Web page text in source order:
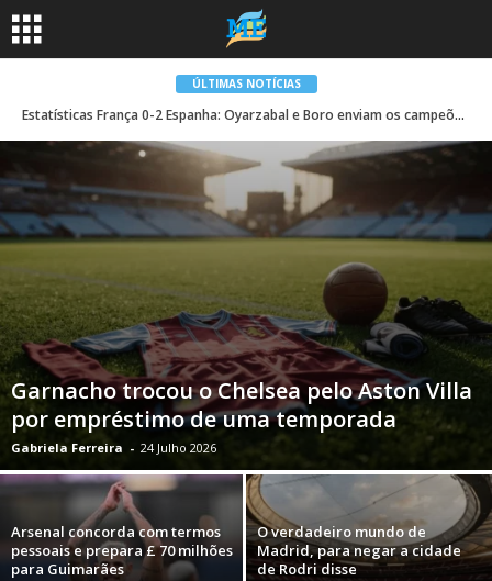
ÚLTIMAS NOTÍCIAS
Estatísticas França 0-2 Espanha: Oyarzabal e Boro enviam os campeões europeus à final da Copa do Mundo
Garnacho trocou o Chelsea pelo Aston Villa
por empréstimo de uma temporada
Gabriela Ferreira - 24 Julho 2026
Arsenal concorda com termos
pessoais e prepara £ 70 milhões
para Guimarães
O verdadeiro mundo de
Madrid, para negar a cidade
de Rodri disse